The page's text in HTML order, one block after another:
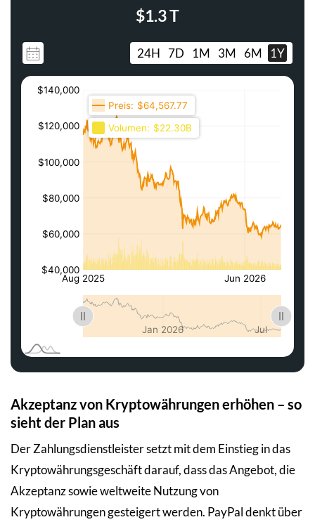
$1.3 T
24H 7D 1M 3M 6M 1Y
Akzeptanz von Kryptowährungen erhöhen – so
sieht der Plan aus
Der Zahlungsdienstleister setzt mit dem Einstieg in das
Kryptowährungsgeschäft darauf, dass das Angebot, die
Akzeptanz sowie weltweite Nutzung von
Kryptowährungen gesteigert werden. PayPal denkt über